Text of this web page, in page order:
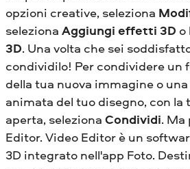
opzioni creative, seleziona
seleziona Aggiungi effetti 3D o
3D. Una volta che sei
condividilo! Per condividere un
della tua nuova immagine o
animata del tuo disegno, con la
aperta, seleziona Condividi. Ma
Editor. Video Editor è un
3D integrato nell'app Foto.